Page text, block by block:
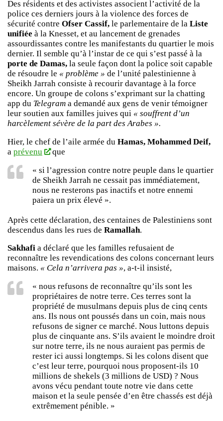
Des résidents et des activistes associent l’activité de la
police ces derniers jours à la violence des forces de
sécurité contre Ofser Cassif, le parlementaire de la Liste
unifiée à la Knesset, et au lancement de grenades
assourdissantes contre les manifestants du quartier le mois
dernier. Il semble qu’à l’instar de ce qui s’est passé à la
porte de Damas, la seule façon dont la police soit capable
de résoudre le « problème » de l’unité palestinienne à
Sheikh Jarrah consiste à recourir davantage à la force
encore. Un groupe de colons s’exprimant sur la chatting
app du Telegram a demandé aux gens de venir témoigner
leur soutien aux familles juives qui « souffrent d’un
harcèlement sévère de la part des Arabes ».
Hier, le chef de l’aile armée du Hamas, Mohammed Deif,
a prévenu
que
« si l’agression contre notre peuple dans le quartier
de Sheikh Jarrah ne cessait pas immédiatement,
nous ne resterons pas inactifs et notre ennemi
paiera un prix élevé ».
Après cette déclaration, des centaines de Palestiniens sont
descendus dans les rues de Ramallah.
Sakhafi a déclaré que les familles refusaient de
reconnaître les revendications des colons concernant leurs
maisons. « Cela n’arrivera pas », a-t-il insisté,
« nous refusons de reconnaître qu’ils sont les
propriétaires de notre terre. Ces terres sont la
propriété de musulmans depuis plus de cinq cents
ans. Ils nous ont poussés dans un coin, mais nous
refusons de signer ce marché. Nous luttons depuis
plus de cinquante ans. S’ils avaient le moindre droit
sur notre terre, ils ne nous auraient pas permis de
rester ici aussi longtemps. Si les colons disent que
c’est leur terre, pourquoi nous proposent-ils 10
millions de shekels (3 millions de USD) ? Nous
avons vécu pendant toute notre vie dans cette
maison et la seule pensée d’en être chassés est déjà
extrêmement pénible. »